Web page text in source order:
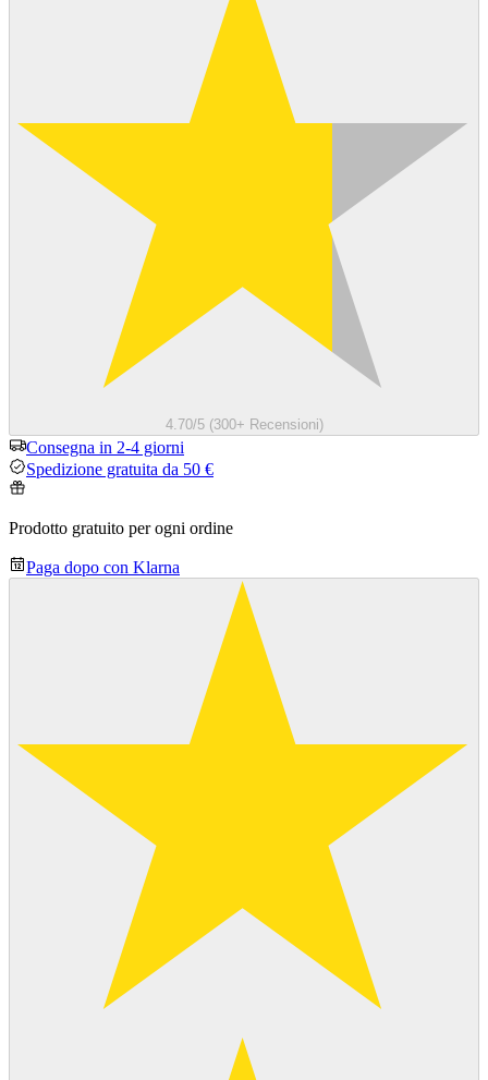
4.70/5 (300+ Recensioni)
Consegna in 2-4 giorni
Spedizione gratuita da 50 €
Prodotto gratuito per ogni ordine
Paga dopo con Klarna